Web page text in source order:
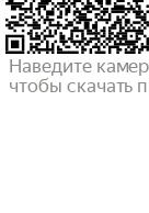
Наведите
чтобы скачать